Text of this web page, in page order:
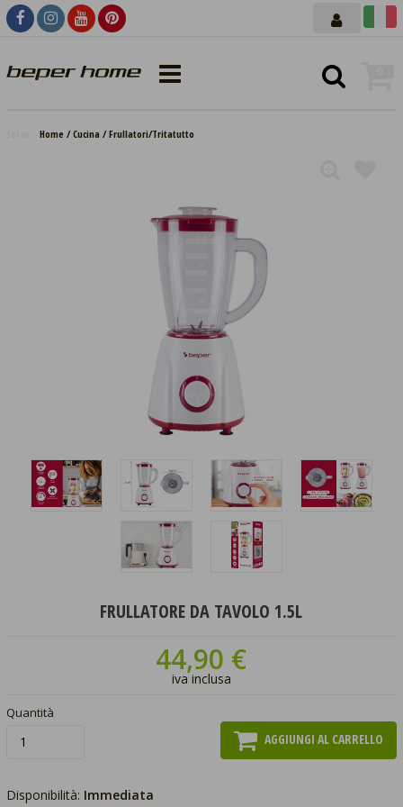
Home Cucina Frullatori/Tritatutto
FRULLATORE DA TAVOLO 1.5L
44,90 €
iva inclusa
Quantità
AGGIUNGI AL CARRELLO
Disponibilità: Immediata